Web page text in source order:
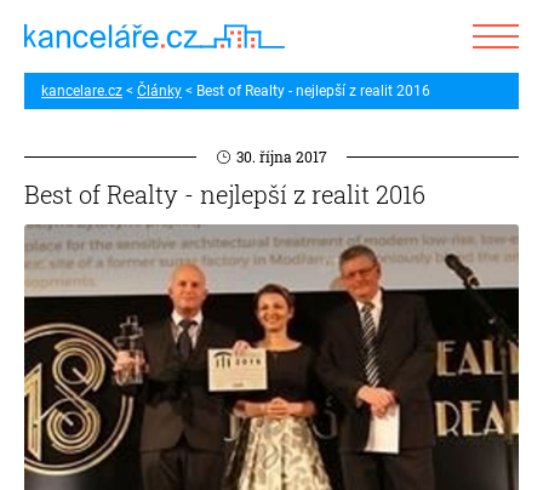
kancelare.cz Články Best of Realty - nejlepší z realit 2016
30. října 2017
Best of Realty - nejlepší z realit 2016